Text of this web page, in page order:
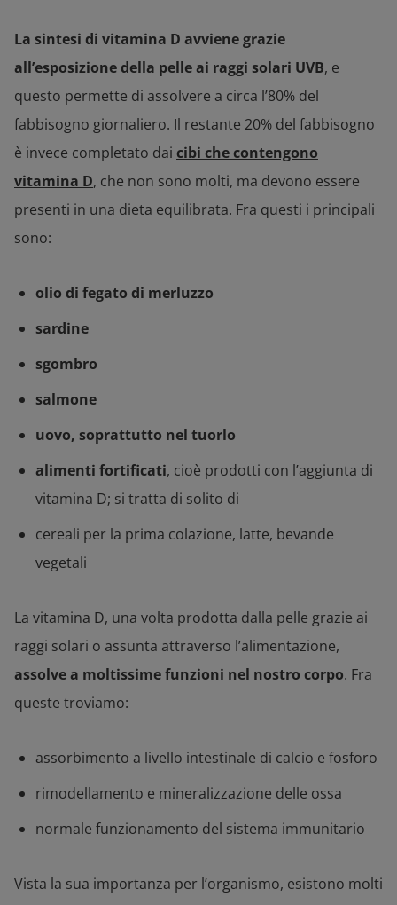
La sintesi di vitamina D avviene grazie
all’esposizione della pelle ai raggi solari UVB, e
questo permette di assolvere a circa l’80% del
fabbisogno giornaliero. Il restante 20% del fabbisogno
è invece completato dai cibi che contengono
vitamina D, che non sono molti, ma devono essere
presenti in una dieta equilibrata. Fra questi i principali
sono:
olio di fegato di merluzzo
sardine
sgombro
salmone
uovo, soprattutto nel tuorlo
alimenti fortificati, cioè prodotti con l’aggiunta di
vitamina D; si tratta di solito di
cereali per la prima colazione, latte, bevande
vegetali
La vitamina D, una volta prodotta dalla pelle grazie ai
raggi solari o assunta attraverso l’alimentazione,
assolve a moltissime funzioni nel nostro corpo. Fra
queste troviamo:
assorbimento a livello intestinale di calcio e fosforo
rimodellamento e mineralizzazione delle ossa
normale funzionamento del sistema immunitario
Vista la sua importanza per l’organismo, esistono molti